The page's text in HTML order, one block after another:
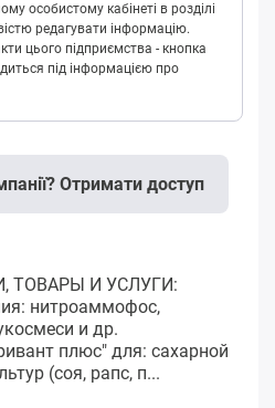
особистому кабінеті в розділі
редагувати інформацію.
цього підприємства - кнопка
під інформацією про
Отримати доступ
ТОВАРЫ И УСЛУГИ:
нитроаммофос,
и др.
плюс" для: сахарной
(соя, рапс, п...